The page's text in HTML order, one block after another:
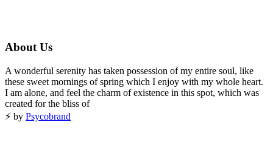
About Us
A wonderful serenity has taken possession of my entire soul, like
these sweet mornings of spring which I enjoy with my whole heart.
I am alone, and feel the charm of existence in this spot, which was
created for the bliss of
⚡️ by Psycobrand